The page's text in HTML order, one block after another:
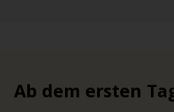
Ab dem ersten